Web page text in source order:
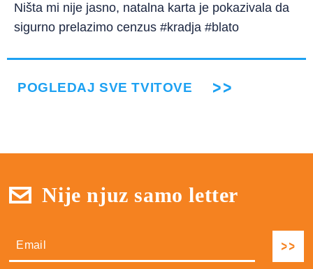
Ništa mi nije jasno, natalna karta je pokazivala da
sigurno prelazimo cenzus #kradja #blato
POGLEDAJ SVE TVITOVE
Nije njuz samo letter